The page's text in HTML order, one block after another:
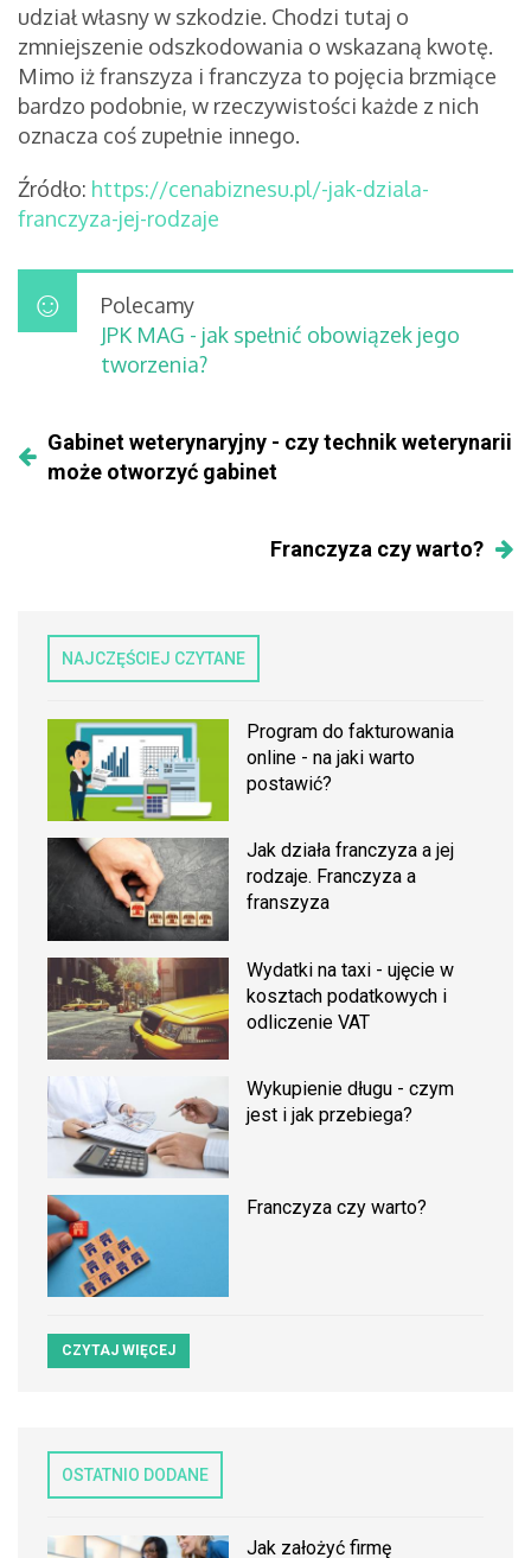
udział własny w szkodzie. Chodzi tutaj o
zmniejszenie odszkodowania o wskazaną kwotę.
Mimo iż franszyza i franczyza to pojęcia brzmiące
bardzo podobnie, w rzeczywistości każde z nich
oznacza coś zupełnie innego.
Źródło: https://cenabiznesu.pl/-jak-dziala-
franczyza-jej-rodzaje
Polecamy
JPK MAG - jak spełnić obowiązek jego
tworzenia?
Gabinet weterynaryjny - czy technik weterynarii
może otworzyć gabinet
Franczyza czy warto?
NAJCZĘŚCIEJ CZYTANE
Program do fakturowania
online - na jaki warto
postawić?
Jak działa franczyza a jej
rodzaje. Franczyza a
franszyza
Wydatki na taxi - ujęcie w
kosztach podatkowych i
odliczenie VAT
Wykupienie długu - czym
jest i jak przebiega?
Franczyza czy warto?
CZYTAJ WIĘCEJ
OSTATNIO DODANE
Jak założyć firmę